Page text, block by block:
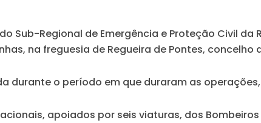
Sub-Regional de Emergência e Proteção Civil da
na freguesia de Regueira de Pontes, concelho
durante o período em que duraram as
apoiados por seis viaturas, dos